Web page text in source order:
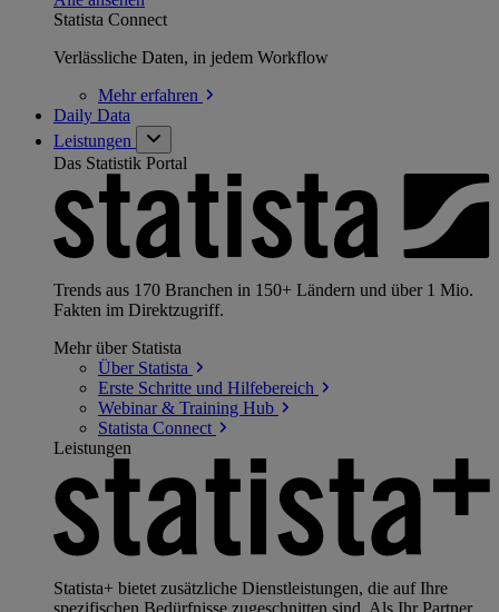
Statista Connect
Verlässliche Daten, in jedem Workflow
Mehrerfahren
Daily Data
Leistungen
Das Statistik Portal
Trends aus 170 Branchen in 150+ Ländern und über 1 Mio.
Fakten im Direktzugriff.
Mehr über Statista
Über Statista
Erste Schritte und Hilfebereich
Webinar & Training Hub
Statista Connect
Leistungen
Statista+ bietet zusätzliche Dienstleistungen, die auf Ihre
spezifischen Bedürfnisse zugeschnitten sind. Als Ihr Partner